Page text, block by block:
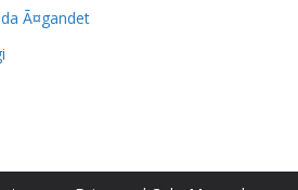
Ã¤gandet